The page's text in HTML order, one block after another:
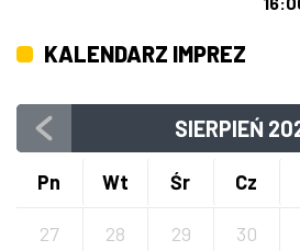
KALENDARZ IMPREZ
SIERPIEŃ
Pn Wt Śr Cz
27 28 29 30